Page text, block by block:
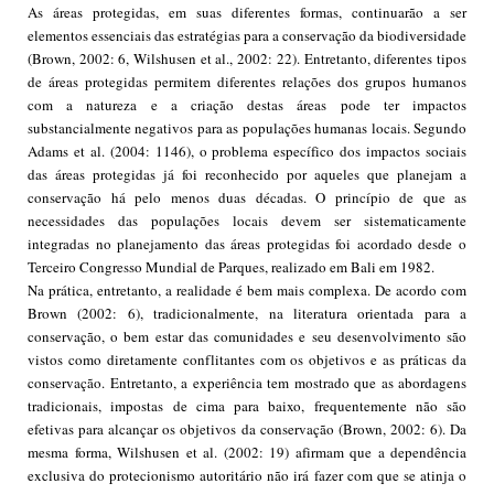
As áreas protegidas, em suas diferentes formas, continuarão a ser
elementos essenciais das estratégias para a conservação da biodiversidade
(Brown, 2002: 6, Wilshusen et al., 2002: 22). Entretanto, diferentes tipos
de áreas protegidas permitem diferentes relações dos grupos humanos
com a natureza e a criação destas áreas pode ter impactos
substancialmente negativos para as populações humanas locais. Segundo
Adams et al. (2004: 1146), o problema específico dos impactos sociais
das áreas protegidas já foi reconhecido por aqueles que planejam a
conservação há pelo menos duas décadas. O princípio de que as
necessidades das populações locais devem ser sistematicamente
integradas no planejamento das áreas protegidas foi acordado desde o
Terceiro Congresso Mundial de Parques, realizado em Bali em 1982.
Na prática, entretanto, a realidade é bem mais complexa. De acordo com
Brown (2002: 6), tradicionalmente, na literatura orientada para a
conservação, o bem estar das comunidades e seu desenvolvimento são
vistos como diretamente conflitantes com os objetivos e as práticas da
conservação. Entretanto, a experiência tem mostrado que as abordagens
tradicionais, impostas de cima para baixo, frequentemente não são
efetivas para alcançar os objetivos da conservação (Brown, 2002: 6). Da
mesma forma, Wilshusen et al. (2002: 19) afirmam que a dependência
exclusiva do protecionismo autoritário não irá fazer com que se atinja o